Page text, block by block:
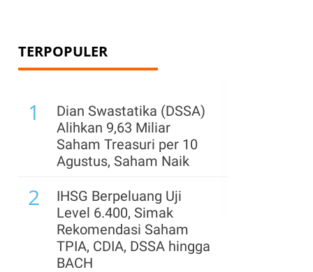
TERPOPULER
1
Dian Swastatika (DSSA)
Alihkan 9,63 Miliar
Saham Treasuri per 10
Agustus, Saham Naik
2
IHSG Berpeluang Uji
Level 6.400, Simak
Rekomendasi Saham
TPIA, CDIA, DSSA hingga
BACH